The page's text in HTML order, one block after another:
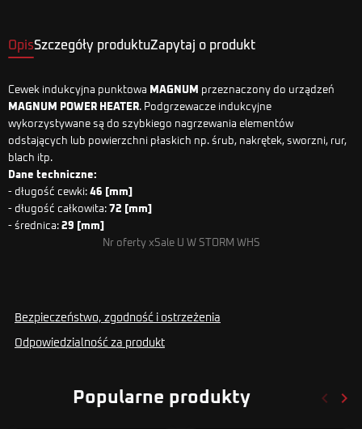
OpisSzczegóły produktuZapytaj o produkt
Cewek indukcyjna punktowa MAGNUM przeznaczony do urządzeń
MAGNUM POWER HEATER. Podgrzewacze indukcyjne
wykorzystywane są do szybkiego nagrzewania elementów
odstających lub powierzchni płaskich np. śrub, nakrętek, sworzni, rur,
blach itp.
Dane techniczne:
- długość cewki: 46 [mm]
- długość całkowita: 72 [mm]
- średnica: 29 [mm]
Nr oferty xSale U W STORM WHS
Bezpieczeństwo, zgodność i ostrzeżenia
Odpowiedzialność za produkt
Popularne produkty keyboard_arrow_left keyboard_arrow_right